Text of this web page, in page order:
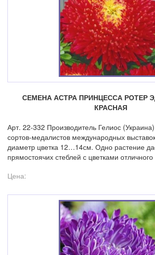
СЕМЕНА АСТРА ПРИНЦЕССА РОТЕР
КРАСНАЯ
Арт. 22-332 Производитель Гелиос
сортов-медалистов международных
диаметр цветка 12…14см. Одно растение
прямостоячих стеблей с цветками отличного
Цена: